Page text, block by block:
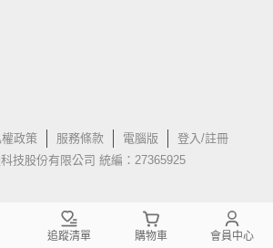
權政策 服務條款 電腦版
登入/註冊
技股份有限公司 統編：27365925
追蹤清單 購物車 會員中心